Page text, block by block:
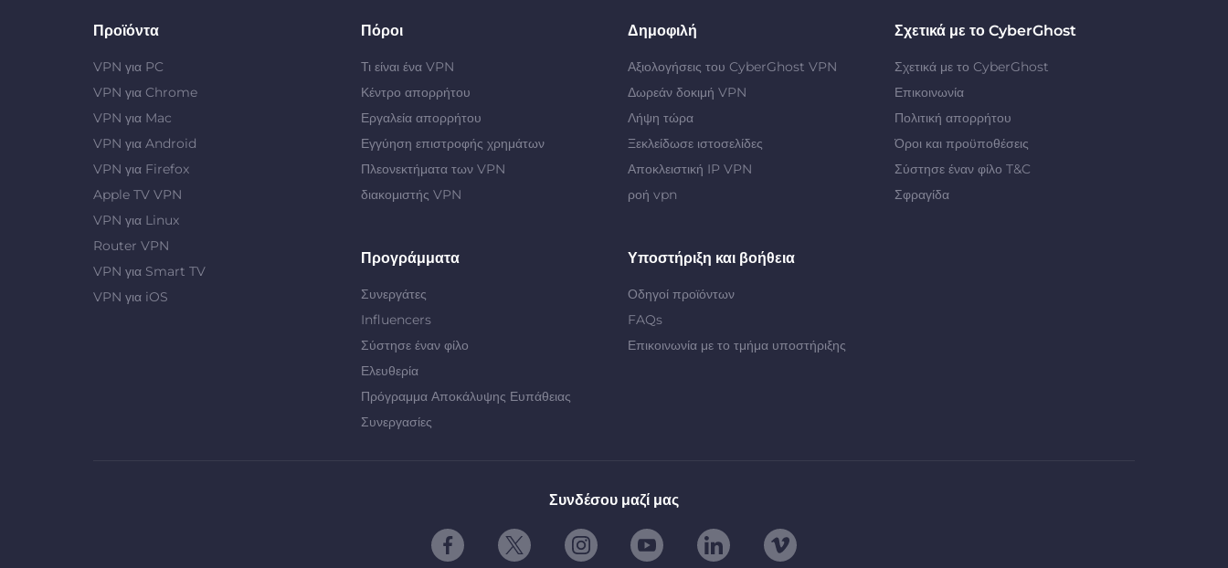
Προϊόντα
VPN για PC
VPN για Chrome
VPN για Mac
VPN για Android
VPN για Firefox
Apple TV VPN
VPN για Linux
Router VPN
VPN για Smart TV
VPN για iOS
Πόροι
Τι είναι ένα VPN
Κέντρο απορρήτου
Εργαλεία απορρήτου
Εγγύηση επιστροφής χρημάτων
Πλεονεκτήματα των VPN
διακομιστής VPN
Δημοφιλή
Αξιολογήσεις του CyberGhost VPN
Δωρεάν δοκιμή VPN
Λήψη τώρα
Ξεκλείδωσε ιστοσελίδες
Αποκλειστική IP VPN
ροή vpn
Σχετικά με το CyberGhost
Σχετικά με το CyberGhost
Επικοινωνία
Πολιτική απορρήτου
Όροι και προϋποθέσεις
Σύστησε έναν φίλο T&C
Σφραγίδα
Προγράμματα
Συνεργάτες
Influencers
Σύστησε έναν φίλο
Ελευθερία
Πρόγραμμα Αποκάλυψης Ευπάθειας
Συνεργασίες
Υποστήριξη και βοήθεια
Οδηγοί προϊόντων
FAQs
Επικοινωνία με το τμήμα υποστήριξης
Συνδέσου μαζί μας